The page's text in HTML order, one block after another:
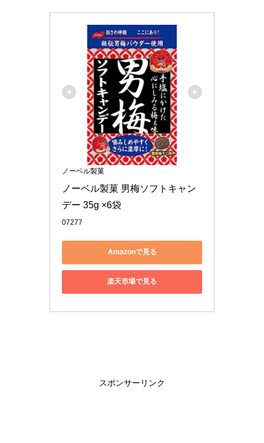
ノーベル製菓
ノーベル製菓 男梅ソフトキャン
デー 35g ×6袋
07277
Amazonで見る
楽天市場で見る
スポンサーリンク